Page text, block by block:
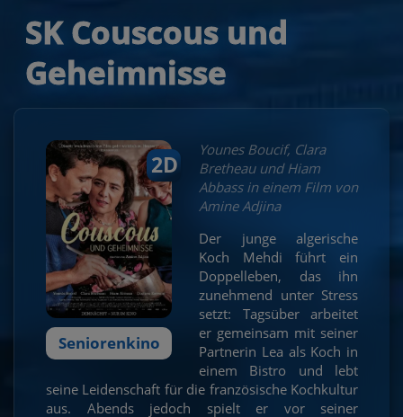
SK Couscous und
Geheimnisse
2D
Seniorenkino
Younes Boucif, Clara
Bretheau und Hiam
Abbass in einem Film von
Amine Adjina
Der junge algerische
Koch Mehdi führt ein
Doppelleben, das ihn
zunehmend unter Stress
setzt: Tagsüber arbeitet
er gemeinsam mit seiner
Partnerin Lea als Koch in
einem Bistro und lebt
seine Leidenschaft für die französische Kochkultur
aus. Abends jedoch spielt er vor seiner